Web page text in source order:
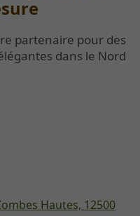
Hautes, 12500
partenaire pour des
dans le Nord